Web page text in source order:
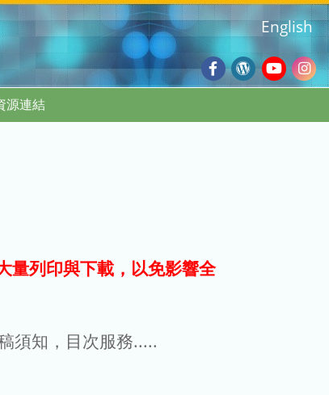
Facebook
Wordpress
Blog
English
源連結
量列印與下載，以免影響全
須知，目次服務.....